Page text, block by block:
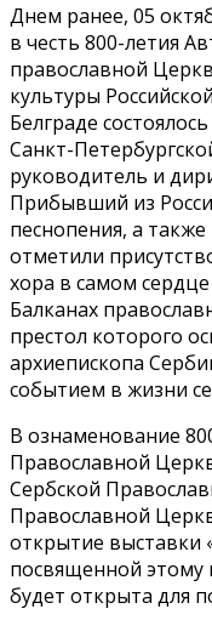
Днем ранее, 05
в честь 800-летия
православной
культуры
Белграде
Санкт-
руководитель и
Прибывший из
песнопения, а
отметили
хора в самом
Балканах
престол которого
архиепископа
событием в жизни
В ознаменование
Православной
Сербской
Православной
открытие выставки
посвященной
будет открыта для